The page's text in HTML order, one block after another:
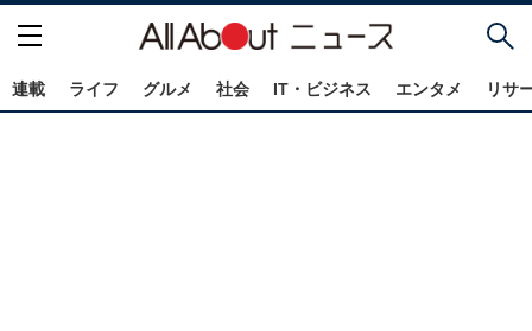
連載 ライフ グルメ 社会 IT・ビジネス エンタメ リサ